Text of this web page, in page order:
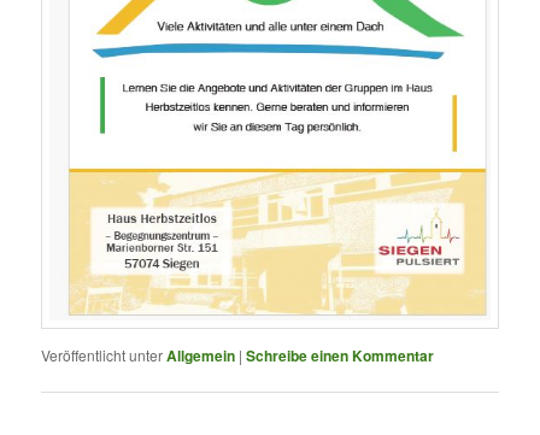
Veröffentlicht unterAllgemein |Schreibe einen Kommentar